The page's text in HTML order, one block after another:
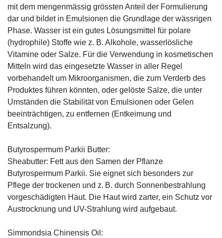
mit dem mengenmässig grössten Anteil der Formulierung
dar und bildet in Emulsionen die Grundlage der wässrigen
Phase. Wasser ist ein gutes Lösungsmittel für polare
(hydrophile) Stoffe wie z. B. Alkohole, wasserlösliche
Vitamine oder Salze. Für die Verwendung in kosmetischen
Mitteln wird das eingesetzte Wasser in aller Regel
vorbehandelt um Mikroorganismen, die zum Verderb des
Produktes führen könnten, oder gelöste Salze, die unter
Umständen die Stabilität von Emulsionen oder Gelen
beeinträchtigen, zu entfernen (Entkeimung und
Entsalzung).
Butyrospermum Parkii Butter:
Sheabutter: Fett aus den Samen der Pflanze
Butyrospermum Parkii. Sie eignet sich besonders zur
Pflege der trockenen und z. B. durch Sonnenbestrahlung
vorgeschädigten Haut. Die Haut wird zarter, ein Schutz vor
Austrocknung und UV-Strahlung wird aufgebaut.
Simmondsia Chinensis Oil: